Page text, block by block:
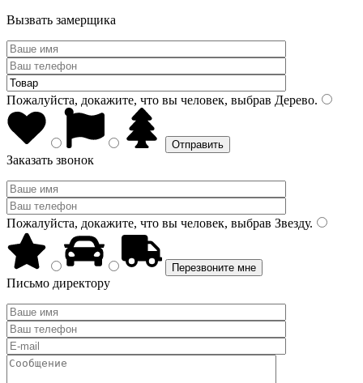
Вызвать замерщика
Пожалуйста, докажите, что вы человек, выбрав Дерево.
Заказать звонок
Пожалуйста, докажите, что вы человек, выбрав Звезду.
Письмо директору